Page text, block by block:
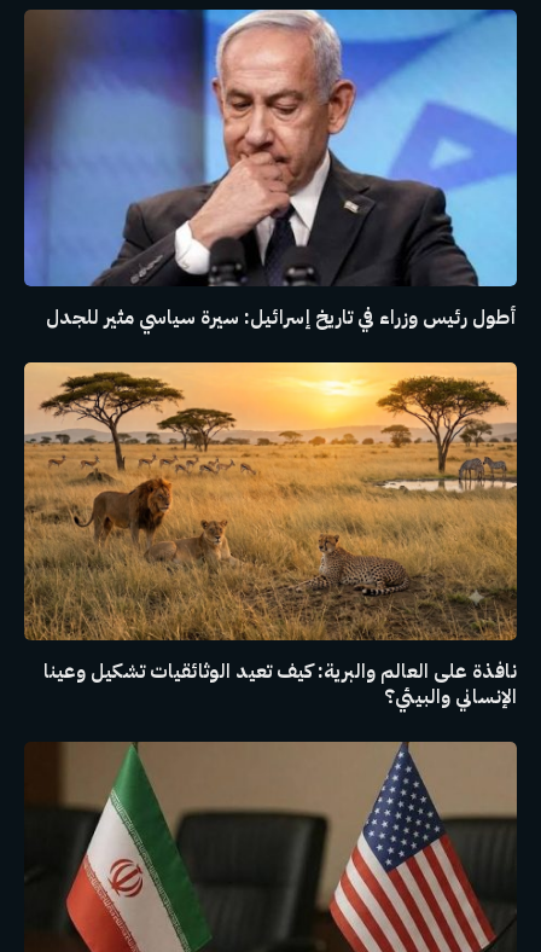
أطول رئيس وزراء في تاريخ إسرائيل: سيرة سياسي مثير للجدل
نافذة على العالم والبرية: كيف تعيد الوثائقيات تشكيل وعينا
الإنساني والبيئي؟